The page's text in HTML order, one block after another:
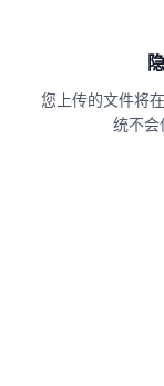
您上传的文件将
统不会